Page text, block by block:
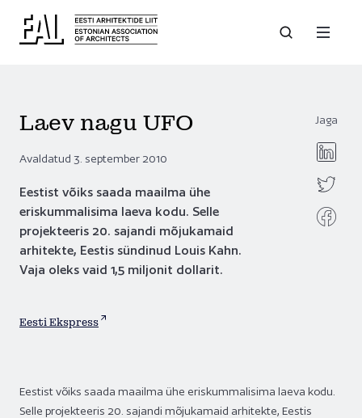
Jaga
Laev nagu UFO
Avaldatud 3. september 2010
Eestist võiks saada maailma ühe
eriskummalisima laeva kodu. Selle
projekteeris 20. sajandi mõjukamaid
arhitekte, Eestis sündinud Louis Kahn.
Vaja oleks vaid 1,5 miljonit dollarit.
Eesti Ekspress
Eestist võiks saada maailma ühe eriskumma­lisima laeva kodu.
Selle projekteeris 20. sajandi mõjukamaid arhitekte, Eestis